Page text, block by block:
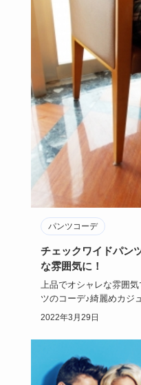
パンツコーデ
チェックワイドパン
な雰囲気に！
上品でオシャレな雰囲
ツのコーデ♪綺麗めカジ
ワイドパンツコ…
2022年3月29日